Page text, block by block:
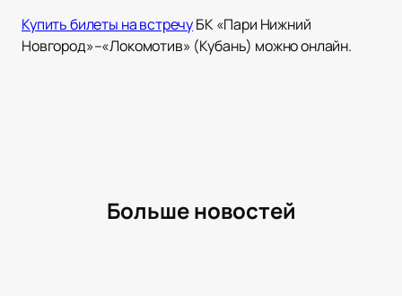
Купить билеты на встречуБК «Пари Нижний
Новгород»–«Локомотив» (Кубань) можно онлайн.
Больше новостей